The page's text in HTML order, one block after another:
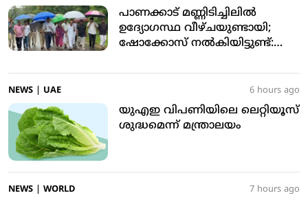
പാണക്കാട് മണ്ണിടിച്ചിലില്‍
ഉദ്യോഗസ്ഥ വീഴ്ചയുണ്ടായി;
ഷോക്കോസ് നല്‍കിയിട്ടുണ്ട്:
NEWS UAE 6 hours ago
യുഎഇ വിപണിയിലെ ലെറ്റിയൂസ്
ശുദ്ധമെന്ന് മന്ത്രാലയം
NEWS WORLD 7 hours ago